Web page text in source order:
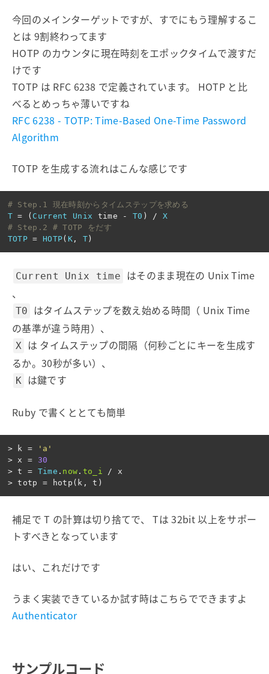
今回のメインターゲットですが、すでにもう理解するこ
とは 9割終わってます
HOTP のカウンタに現在時刻をエポックタイムで渡すだ
けです
TOTP は RFC 6238 で定義されています。 HOTP と比
べるとめっちゃ薄いですね
RFC 6238 - TOTP: Time-Based One-Time Password
Algorithm
TOTP を生成する流れはこんな感じです
# Step.1 現在時刻からタイムステップを求める
T = ( Current Unix time - T0 ) /
X
# Step.2 # TOTP をだす
TOTP = HOTP( K , T)
Current Unix time
はそのまま現在の Unix Time
、
T0
はタイムステップを数え始める時間（ Unix Time
の基準が違う時用）、
X
は タイムステップの間隔（何秒ごとにキーを生成す
るか。30秒が多い）、
K は鍵です
Ruby で書くととても簡単
> k =
'a'
> x = 30
> t = Time . now . to_i /
x
> totp = hotp ( k , t )
補足で T の計算は切り捨てで、 Tは 32bit 以上をサポー
トすべきとなっています
はい、これだけです
うまく実装できているか試す時はこちらでできますよ
Authenticator
サンプルコード